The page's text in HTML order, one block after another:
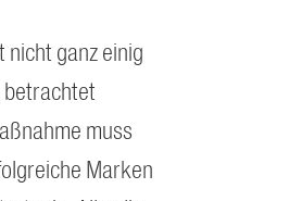
nicht ganz einig
betrachtet
muss
Marken